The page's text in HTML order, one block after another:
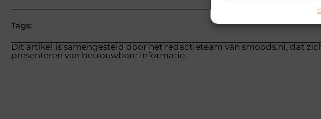
Tags:
Dit artikel is samengesteld door het redactieteam van smoods.nl, dat
presenteren van betrouwbare informatie.